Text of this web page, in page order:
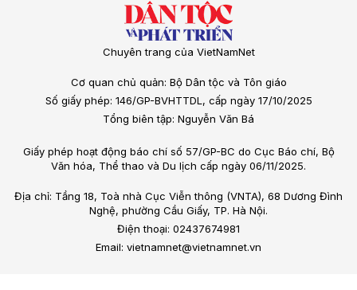
Chuyên trang của VietNamNet
Cơ quan chủ quản: Bộ Dân tộc và Tôn giáo
Số giấy phép: 146/GP-BVHTTDL, cấp ngày 17/10/2025
Tổng biên tập: Nguyễn Văn Bá
Giấy phép hoạt động báo chí số 57/GP-BC do Cục Báo chí, Bộ
Văn hóa, Thể thao và Du lịch cấp ngày 06/11/2025.
Địa chỉ: Tầng 18, Toà nhà Cục Viễn thông (VNTA), 68 Dương Đình
Nghệ, phường Cầu Giấy, TP. Hà Nội.
Điện thoại: 02437674981
Email: vietnamnet@vietnamnet.vn